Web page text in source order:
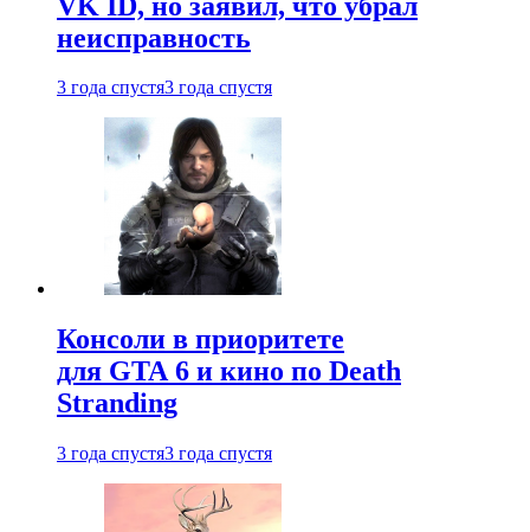
неисправность
3 года спустя3 года спустя
Консоли в приоритете
для GTA 6 и кино по Death
Stranding
3 года спустя3 года спустя